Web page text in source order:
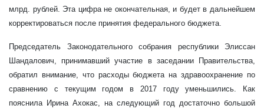
млрд. рублей. Эта цифра не окончательная, и будет в дальнейшем
корректироваться после принятия федерального бюджета.
Председатель Законодательного собрания республики Элиссан
Шандалович, принимавший участие в заседании Правительства,
обратил внимание, что расходы бюджета на здравоохранение по
сравнению с текущим годом в 2017 году уменьшились. Как
пояснила Ирина Ахокас, на следующий год достаточно большой